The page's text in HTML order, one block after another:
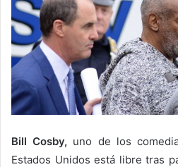
Bill Cosby, uno de los
Estados Unidos está libre tras